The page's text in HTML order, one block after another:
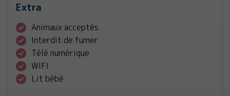
Extra
Animaux acceptés
Interdit de fumer
Télé numérique
WIFI
Lit bébé